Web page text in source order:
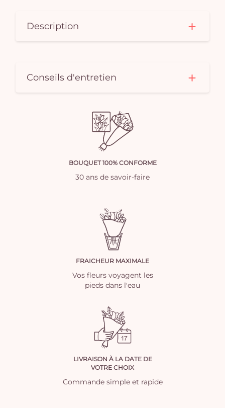
Description
Conseils d'entretien
BOUQUET 100% CONFORME
30 ans de savoir-faire
FRAICHEUR MAXIMALE
Vos fleurs voyagent les
pieds dans l'eau
LIVRAISON À LA DATE DE
VOTRE CHOIX
Commande simple et rapide